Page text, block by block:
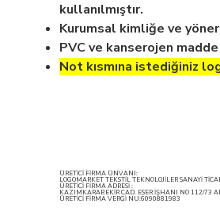
kullanılmıştır.
Kurumsal kimliğe ve
PVC ve kanserojen
Not kısmına istediğiniz
ÜRETİCİ FİRMA ÜNVANI:
LOGOMARKET TEKSTİL TEKNOLOJİLER SANAYİ
ÜRETİCİ FİRMA ADRESİ :
KAZIMKARABEKİR CAD. ESER İŞHANI NO 112/73
ÜRETİCİ FİRMA VERGİ NU:6090881983